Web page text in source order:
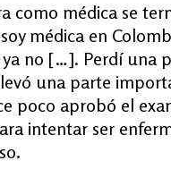
como médica se
médica en
no […]. Perdí una
una parte
poco aprobó el
intentar ser